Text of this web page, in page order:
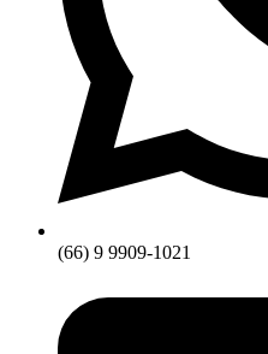
(66) 9 9909-1021